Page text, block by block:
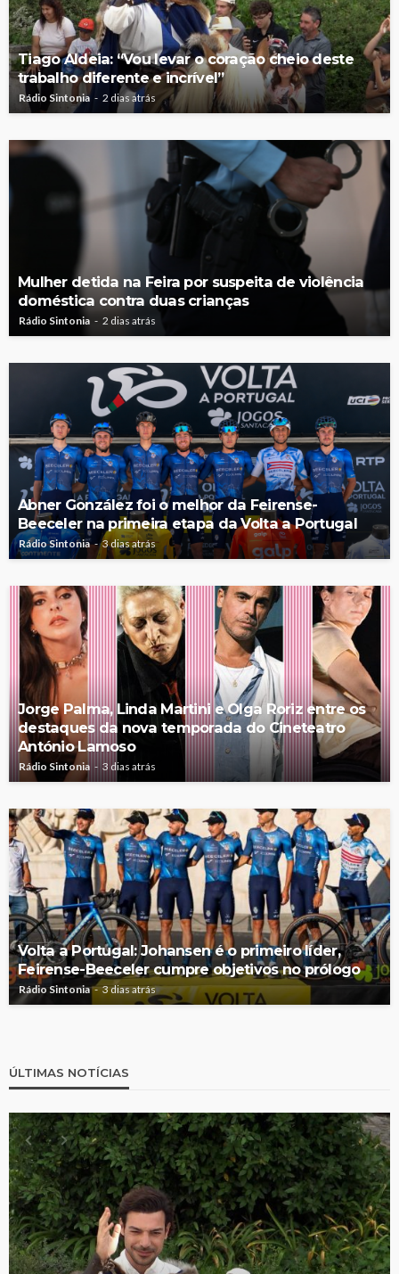
Tiago Aldeia: “Vou levar o coração cheio deste
trabalho diferente e incrível”
Rádio Sintonia 2 dias atrás
Mulher detida na Feira por suspeita de violência
doméstica contra duas crianças
Rádio Sintonia 2 dias atrás
Abner González foi o melhor da Feirense-
Beeceler na primeira etapa da Volta a Portugal
Rádio Sintonia 3 dias atrás
Jorge Palma, Linda Martini e Olga Roriz entre os
destaques da nova temporada do Cineteatro
António Lamoso
Rádio Sintonia 3 dias atrás
Volta a Portugal: Johansen é o primeiro líder,
Feirense-Beeceler cumpre objetivos no prólogo
Rádio Sintonia 3 dias atrás
ÚLTIMAS NOTÍCIAS